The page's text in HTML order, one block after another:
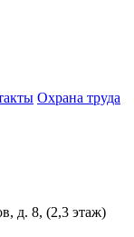
Охрана труда
д. 8, (2,3 этаж)